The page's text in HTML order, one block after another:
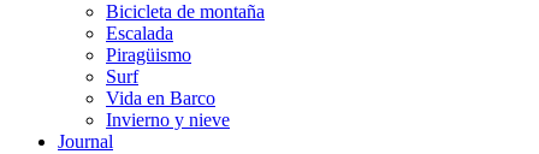
Bicicleta de montaña
Escalada
Piragüismo
Surf
Vida en Barco
Invierno y nieve
Journal